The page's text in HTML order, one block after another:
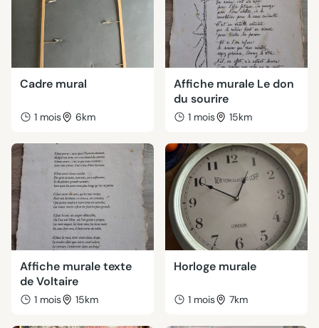
Cadre mural
1 mois 6km
Affiche murale Le don
du sourire
1 mois 15km
Affiche murale texte
de Voltaire
1 mois 15km
Horloge murale
1 mois 7km